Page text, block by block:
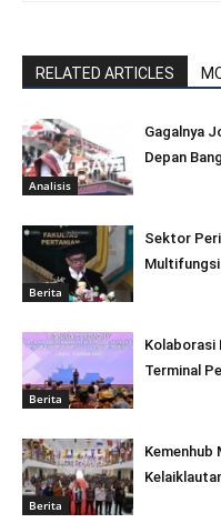
RELATED ARTICLES
Analisis
Gagalnya
Depan
Berita
Sektor
Multifungsi
Berita
Kolaborasi
Terminal
Berita
Kemenhub